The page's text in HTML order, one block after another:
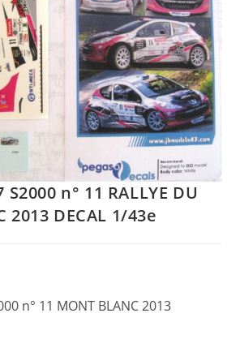
S2000 n° 11 RALLYE DU
2013 DECAL 1/43e
n° 11 MONT BLANC 2013